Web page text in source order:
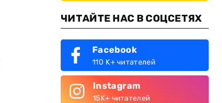
ЧИТАЙТЕ НАС В СОЦСЕТЯХ
Facebook
110 K+ читателей
Instagram
15K+ читателей